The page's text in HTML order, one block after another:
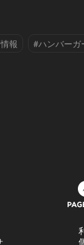
報 #ハンバーガ